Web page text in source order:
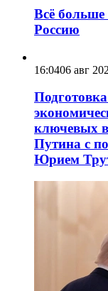
Всё больше
Россию
16:0406 авг
ключевых
Путина с
Юрием